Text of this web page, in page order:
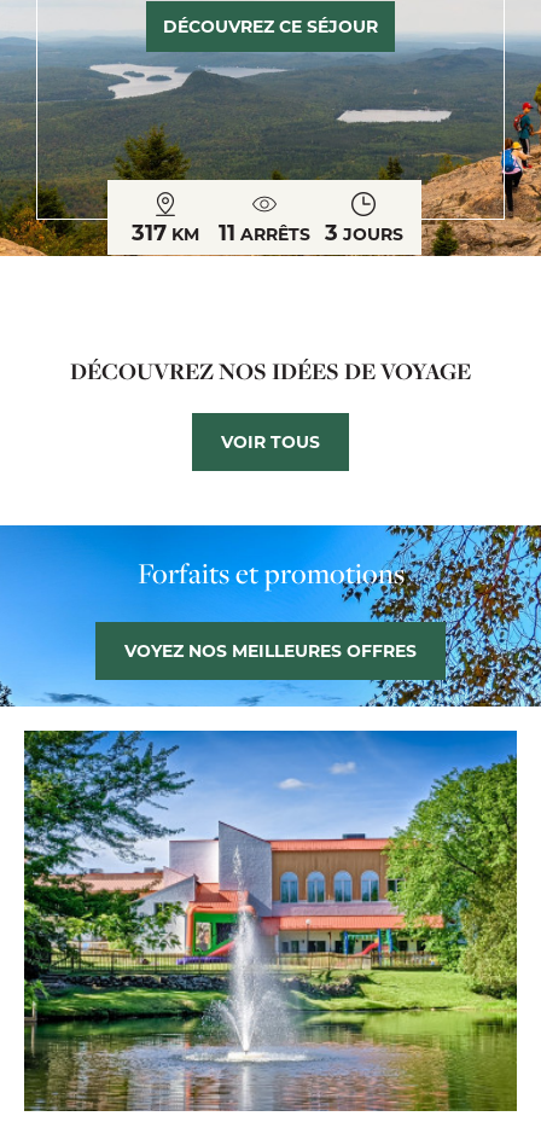
DÉCOUVREZ CE SÉJOUR
317 KM 11 ARRÊTS 3 JOURS
DÉCOUVREZ NOS IDÉES DE VOYAGE
VOIR TOUS
Forfaits et promotions
VOYEZ NOS MEILLEURES OFFRES